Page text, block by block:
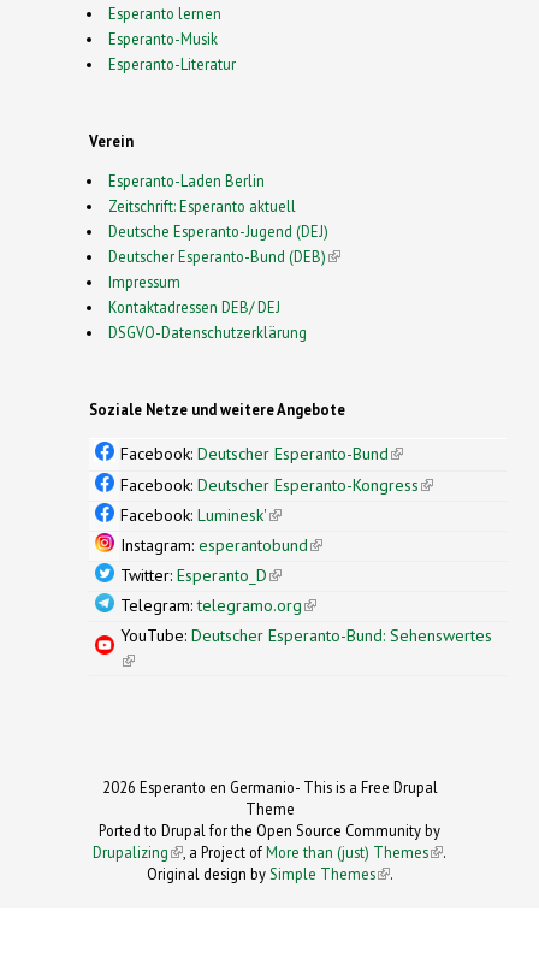
Esperanto lernen
Esperanto-Musik
Esperanto-Literatur
Verein
Esperanto-Laden Berlin
Zeitschrift: Esperanto aktuell
Deutsche Esperanto-Jugend (DEJ)
Deutscher Esperanto-Bund (DEB)(link is external)
Impressum
Kontaktadressen DEB/ DEJ
DSGVO-Datenschutzerklärung
Soziale Netze und weitere Angebote
Facebook: Deutscher Esperanto-Bund(link is
external)
Facebook: Deutscher Esperanto-Kongress(link is
Facebook: Luminesk'(link is external)
Instagram: esperantobund(link is external)
Twitter: Esperanto_D(link is external)
Telegram:telegramo.org(link is external)
YouTube: Deutscher Esperanto-Bund: Sehenswertes
(link is external)
2026 Esperanto en Germanio- This is a Free Drupal
Theme
Ported to Drupal for the Open Source Community by
Drupalizing(link is external)
, a Project ofMore than (just) Themes (link is
.
Original design bySimple Themes
(link is
.